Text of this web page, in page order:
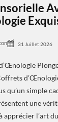
31 Juillet 2026
qu’un simple
une
l’art